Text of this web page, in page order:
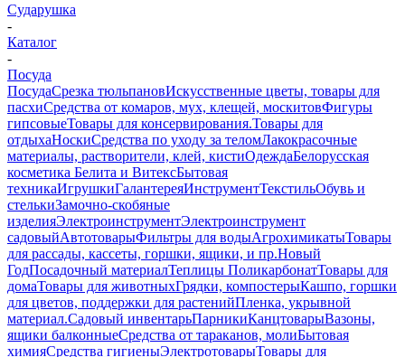
Сударушка
-
Каталог
-
Посуда
ПосудаСрезка тюльпановИскусственные цветы, товары для
пасхиСредства от комаров, мух, клещей, москитовФигуры
гипсовыеТовары для консервирования.Товары для
отдыхаНоскиСредства по уходу за теломЛакокрасочные
материалы, растворители, клей, кистиОдеждаБелорусская
косметика Белита и ВитексБытовая
техникаИгрушкиГалантереяИнструментТекстильОбувь и
стелькиЗамочно-скобяные
изделияЭлектроинструментЭлектроинструмент
садовыйАвтотоварыФильтры для водыАгрохимикатыТовары
для рассады, кассеты, горшки, ящики, и пр.Новый
ГодПосадочный материалТеплицы ПоликарбонатТовары для
домаТовары для животныхГрядки, компостерыКашпо, горшки
для цветов, поддержки для растенийПленка, укрывной
материал.Садовый инвентарьПарникиКанцтоварыВазоны,
ящики балконныеСредства от тараканов, молиБытовая
химияСредства гигиеныЭлектротоварыТовары для